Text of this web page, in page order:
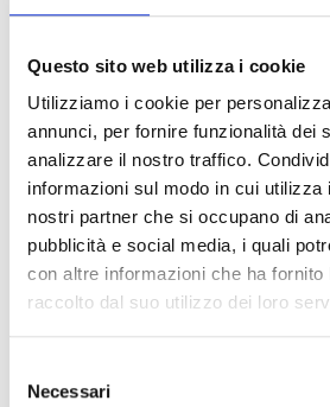
Questo sito web utilizza i cookie
Utilizziamo i cookie per
annunci, per fornire funzionalità dei
analizzare il nostro traffico.
informazioni sul modo in cui utilizza
nostri partner che si occupano di
pubblicità e social media, i quali
con altre informazioni che ha fornito
raccolto dal suo utilizzo dei loro
delNecessari
Chi sei? Naviga il sito per profilo
Studente Iscritto
Studente Internazionale